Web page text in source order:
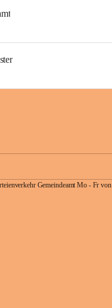
Gemeindeamt Mo - Fr